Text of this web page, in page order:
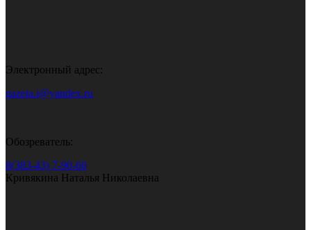
Электронный адрес:
gazeta.i@yandex.ru
Обозреватель:
8(383-43) 7-90-60
Кривякина Наталья Николаевна